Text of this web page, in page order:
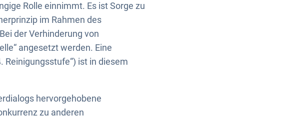
Rolle einnimmt. Es ist Sorge zu
im Rahmen des
der Verhinderung von
angesetzt werden. Eine
ist in diesem
hervorgehobene
zu anderen